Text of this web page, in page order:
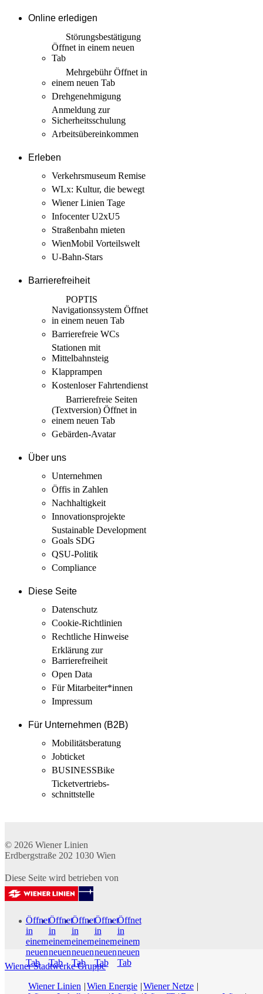
Online erledigen
Störungs­bestätigung
Öffnet in einem neuen
Tab
MehrgebührÖffnet in
einem neuen Tab
Drehgenehmigung
Anmeldung zur
Sicherheits­schulung
Arbeits­übereinkommen
Erleben
Verkehrsmuseum Remise
WLx: Kultur, die bewegt
Wiener Linien Tage
Infocenter U2xU5
Straßenbahn mieten
WienMobil Vorteilswelt
U-Bahn-Stars
Barrierefreiheit
POPTIS
Navigationssystem Öffnet
in einem neuen Tab
Barrierefreie WCs
Stationen mit
Mittelbahnsteig
Klapprampen
Kostenloser Fahrtendienst
Barrierefreie Seiten
(Textversion) Öffnet in
einem neuen Tab
Gebärden-Avatar
Über uns
Unternehmen
Öffis in Zahlen
Nachhaltigkeit
Innovations­projekte
Sustainable Development
Goals SDG
QSU-Politik
Compliance
Diese Seite
Datenschutz
Cookie-Richtlinien
Rechtliche Hinweise
Erklärung zur
Barrierefreiheit
Open Data
Für Mitarbeiter­*innen
Impressum
Für Unternehmen (B2B)
Mobilitäts­beratung
Jobticket
BUSINESSBike
Ticketvertriebs­
schnittstelle
© 2026 Wiener Linien
Erdbergstraße 202 1030 Wien
Diese Seite wird betrieben von
Öffnet
in
einem
neuen
Tab
Öffnet
in
einem
neuen
Tab
Öffnet
in
einem
neuen
Tab
Öffnet
in
einem
neuen
Tab
Öffnet
in
einem
neuen
Tab
Wiener Stadtwerke Gruppe
Wiener Linien
Wien Energie Wiener Netze